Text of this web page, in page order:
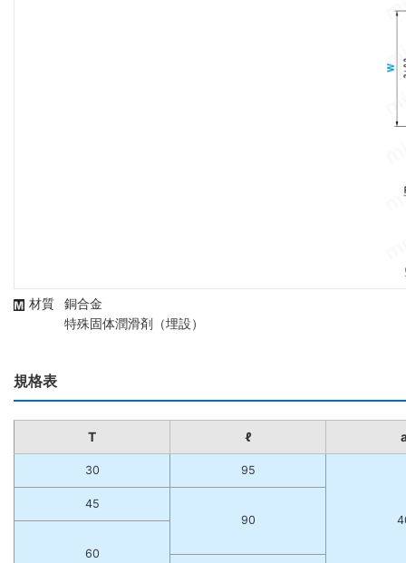
材質
銅合金
特殊固体潤滑剤（埋設）
規格表
T ℓ
30 95
45
90
60